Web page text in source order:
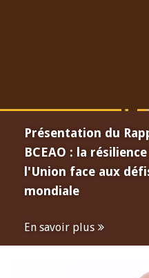
Présentation du
BCEAO : la
l'Union face aux
mondiale
En savoir plus